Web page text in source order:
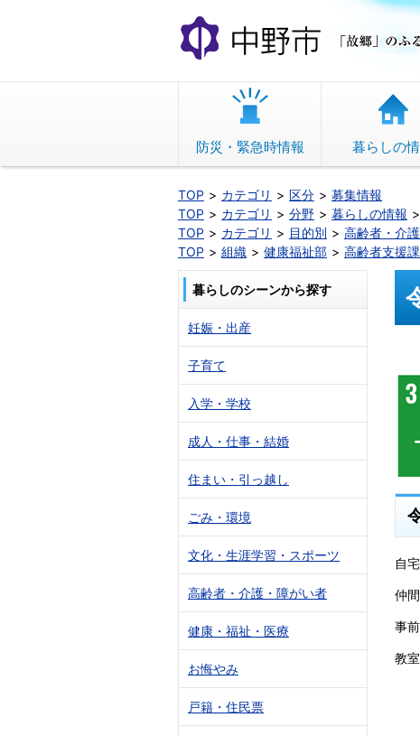
文
へ
動
防災・緊急時情報 暮らしの
TOP カテゴリ 区分
募集情報
TOP
カテゴリ 分野 暮らしの情報
TOP
カテゴリ 目的別 高齢者・介
TOP
組織 健康福祉部 高齢者支援課
自
仲
事
教
暮らしのシーンから探す
妊娠・出産
子育て
入学・学校
成人・仕事・結婚
住まい・引っ越し
ごみ・環境
文化・生涯学習・スポーツ
高齢者・介護・障がい者
健康・福祉・医療
お悔やみ
戸籍・住民票